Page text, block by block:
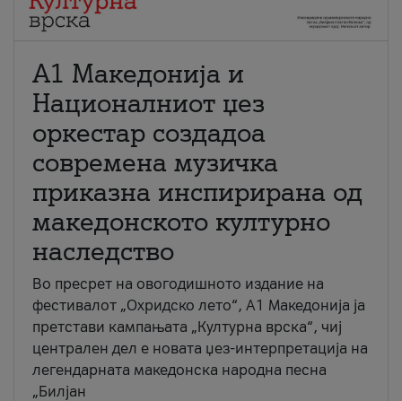
А1 Македонија и
Националниот џез
оркестар создадоа
современа музичка
приказна инспирирана од
македонското културно
наследство
Во пресрет на овогодишното издание на
фестивалот „Охридско лето“, А1 Македонија ја
претстави кампањата „Културна врска“, чиј
централен дел е новата џез-интерпретација на
легендарната македонска народна песна
„Билјан